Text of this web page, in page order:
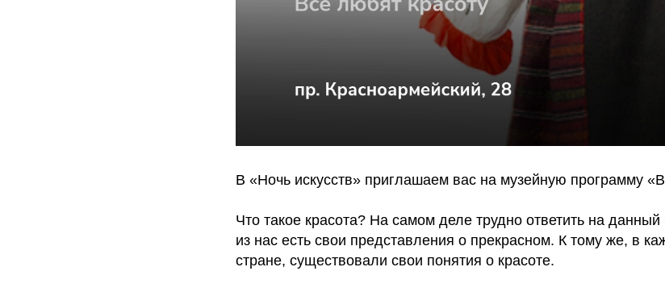
В «Ночь искусств» приглашаем вас на музейную программу
Что такое красота? На самом деле трудно ответить на данный
из нас есть свои представления о прекрасном. К тому же, в
стране, существовали свои понятия о красоте.